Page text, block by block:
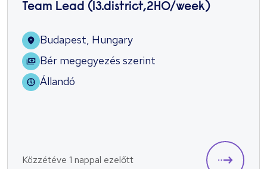
Team Lead (13.district,2HO/week)
Budapest, Hungary
Bér megegyezés szerint
Állandó
Közzétéve 1 nappal ezelőtt